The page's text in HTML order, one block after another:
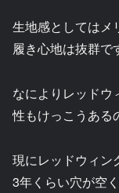
生地感としてはメ
履き心地は抜群で
なによりレッドウ
性もけっこうある
現にレッドウィン
3年くらい穴が空